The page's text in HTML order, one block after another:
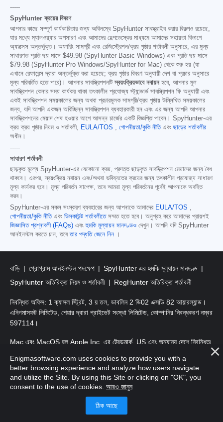
-----
SpyHunter ক্রয়ের বিবরণ
আপনার কাছে সম্পূর্ণ কার্যকারিতার জন্য অবিলম্বে SpyHunter সাবস্ক্রাইব করার বিকল্পও রয়েছে,
যার মধ্যে ম্যালওয়্যার অপসারণ এবং আমাদের হেল্পডেস্কের মাধ্যমে আমাদের সহায়তা বিভাগে
অ্যাক্সেস অন্তর্ভুক্ত। অফারিং সামগ্রী এবং রেজিস্ট্রেশন/ক্রয় পৃষ্ঠার শর্তাবলী অনুসারে, এর মূল্য
সাধারণত প্রতি ছয় মাসে $49.98 (SpyHunter Basic Windows) এবং প্রতি ছয় মাসে
$79.98 (SpyHunter Pro Windows/SpyHunter for Mac) থেকে শুরু হয় (যা
এখানে রেফারেন্স দ্বারা অন্তর্ভুক্ত করা হয়েছে; ক্রয় পৃষ্ঠার বিবরণ অনুযায়ী দেশ বা প্রচার অনুসারে
মূল্য পরিবর্তিত হতে পারে)। আপনার সাবস্ক্রিপশনটিস্বয়ংক্রিয়ভাবে নবায়নহবে, আপনার মূল
সাবস্ক্রিপশন কেনার সময় কার্যকর থাকা তৎকালীন প্রযোজ্য স্ট্যান্ডার্ড সাবস্ক্রিপশন ফি অনুযায়ী এবং
একই সাবস্ক্রিপশন সময়কালের জন্য অথবা প্রচারমূলক সামগ্রী/ক্রয় পৃষ্ঠায় উল্লিখিত সময়কালের
জন্য, যদি আপনি একজন অবিচ্ছিন্ন সাবস্ক্রিপশন ব্যবহারকারী হন এবং এর জন্য আপনি আপনার
সাবস্ক্রিপশনের মেয়াদ শেষ হওয়ার আগে আসন্ন চার্জের একটি বিজ্ঞপ্তি পাবেন। SpyHunter-এর
ক্রয় ক্রয় পৃষ্ঠার নিয়ম ও শর্তাবলী,
EULA/TOS গোপনীয়তা/কুকি নীতিএবং ছাড়ের শর্তাবলীর
অধীন।
-----
সাধারণ শর্তাবলী
ছাড়কৃত মূল্যে SpyHunter-এর যেকোনো ক্রয়, প্রদত্ত ছাড়কৃত সাবস্ক্রিপশন মেয়াদের জন্য বৈধ
থাকবে। এরপর, স্বয়ংক্রিয় নবায়ন এবং/অথবা ভবিষ্যতের ক্রয়ের জন্য তৎকালীন প্রযোজ্য সাধারণ
মূল্য কার্যকর হবে। মূল্য পরিবর্তন সাপেক্ষ, তবে আমরা মূল্য পরিবর্তনের পূর্বেই আপনাকে অবহিত
করব।
SpyHunter-এর সকল সংস্করণ ব্যবহারের জন্য আপনাকে আমাদের EULA/TOS
গোপনীয়তা/কুকি নীতিএবং ডিসকাউন্ট শর্তাবলীতেসম্মত হতে হবে। অনুগ্রহ করে আমাদের প্রায়শই
জিজ্ঞাসিত প্রশ্নাবলী (FAQs) এবংহুমকি মূল্যায়ন মানদণ্ডও দেখুন। আপনি যদি SpyHunter
আনইনস্টল করতে চান, তবেতার পদ্ধতি জেনে নিন ।
বাড়ি প্রোগ্রাম আনইনস্টল পদক্ষেপ
SpyHunter এর হুমকি মূল্যায়ন মানদণ্ড
SpyHunter অতিরিক্ত নিয়ম ও শর্তাবলী
RegHunter অতিরিক্ত শর্তাবলী
নিবন্ধিত অফিস: 1 ক্যাসল স্ট্রিট, 3 য় তল, ডাবলিন 2 ডি02 এক্সডি 82 আয়ারল্যান্ড।
এনিগমাসফট লিমিটেড, শেয়ার দ্বারা প্রাইভেট সংস্থা লিমিটেড, কোম্পানির নিবন্ধকরণ নম্বর
597114।
Mac এবং MacOS হল Apple Inc. এর ট্রেডমার্ক, US এবং অন্যান্য দেশে নিবন্ধিত৷
কপিরাইট 2016-2026। এনিগমাসফট লিমিটেড সর্বস্বত্ত্ব সংরক্ষিত।
Enigmasoftware.com uses cookies to provide you with a
better browsing experience and analyze how users navigate
and utilize the Site. By using this Site or clicking on "OK", you
consent to the use of cookies. আরও জানুন